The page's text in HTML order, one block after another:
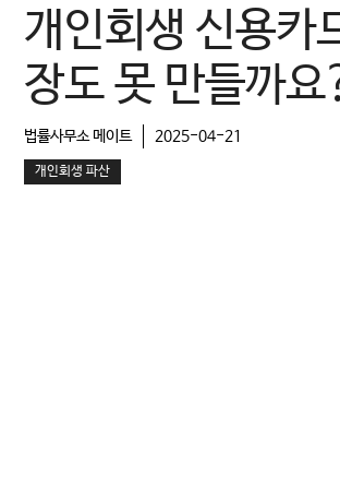
개인회생 신용카
장도 못 만들까요
법률사무소 메이트 2025-04-21
개인회생 파산